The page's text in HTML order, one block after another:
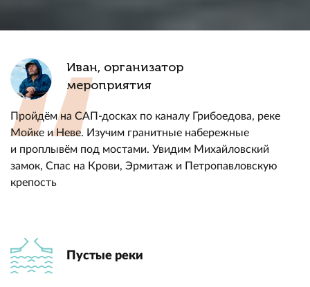
Иван, организатор
мероприятия
Пройдём на САП-досках по каналу Грибоедова, реке
Мойке и Неве. Изучим гранитные набережные
и проплывём под мостами. Увидим Михайловский
замок, Спас на Крови, Эрмитаж и Петропавловскую
крепость
Пустые реки